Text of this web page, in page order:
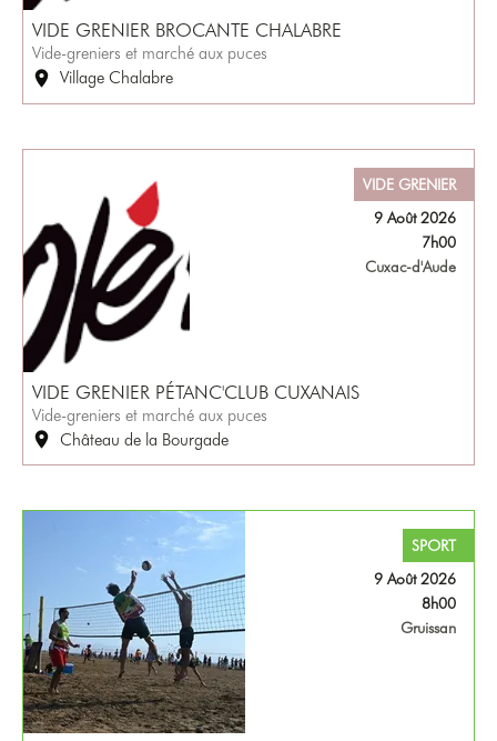
VIDE GRENIER BROCANTE CHALABRE
Vide-greniers et marché aux puces
Village Chalabre
VIDE GRENIER
9 Août 2026
7h00
Cuxac-d'Aude
VIDE GRENIER PÉTANC'CLUB CUXANAIS
Vide-greniers et marché aux puces
Château de la Bourgade
SPORT
9 Août 2026
8h00
Gruissan